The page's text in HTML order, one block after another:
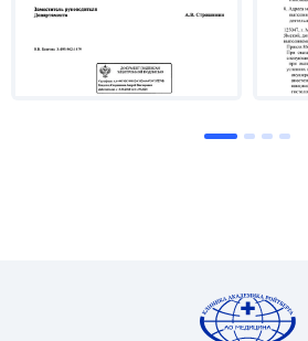
С 2016 по 2019 гг. – врач-
ФГБОУ ВО «Омский
медицинский
исследовательский
В.А. Насоновой»,